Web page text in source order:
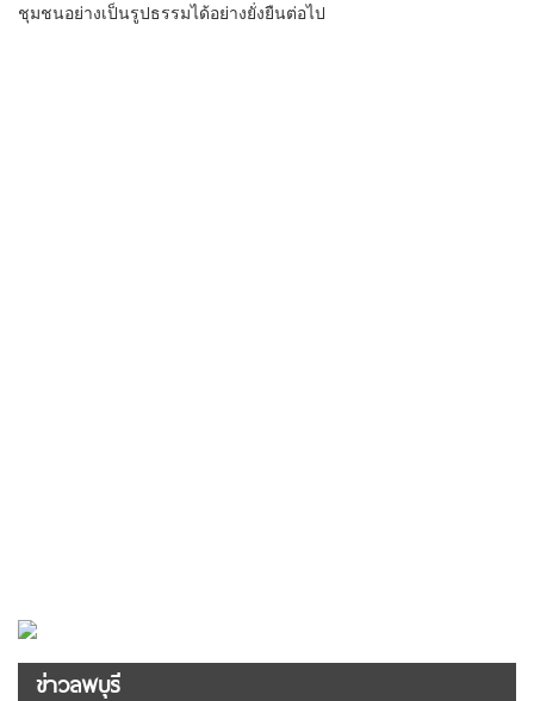
ชุมชนอย่างเป็นรูปธรรมได้อย่างยั่งยืนต่อไป
ข่าวลพบุรี